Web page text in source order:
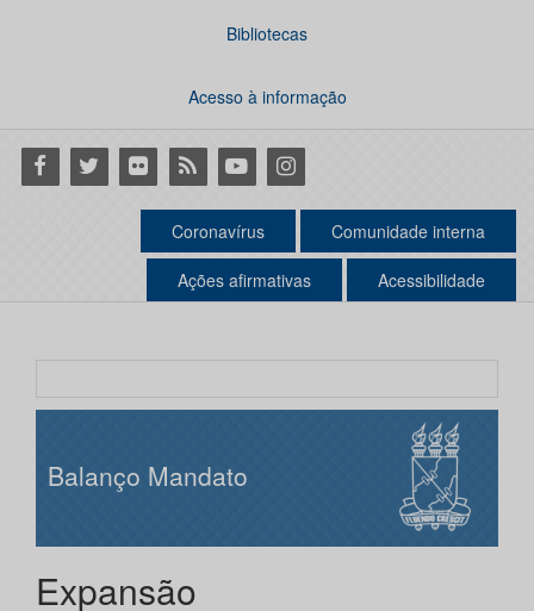
Bibliotecas
Acesso à informação
Facebook
Twitter Flickr RSS YoutubeInstagram
Coronavírus Comunidade interna
Ações afirmativas Acessibilidade
Balanço Mandato
Expansão